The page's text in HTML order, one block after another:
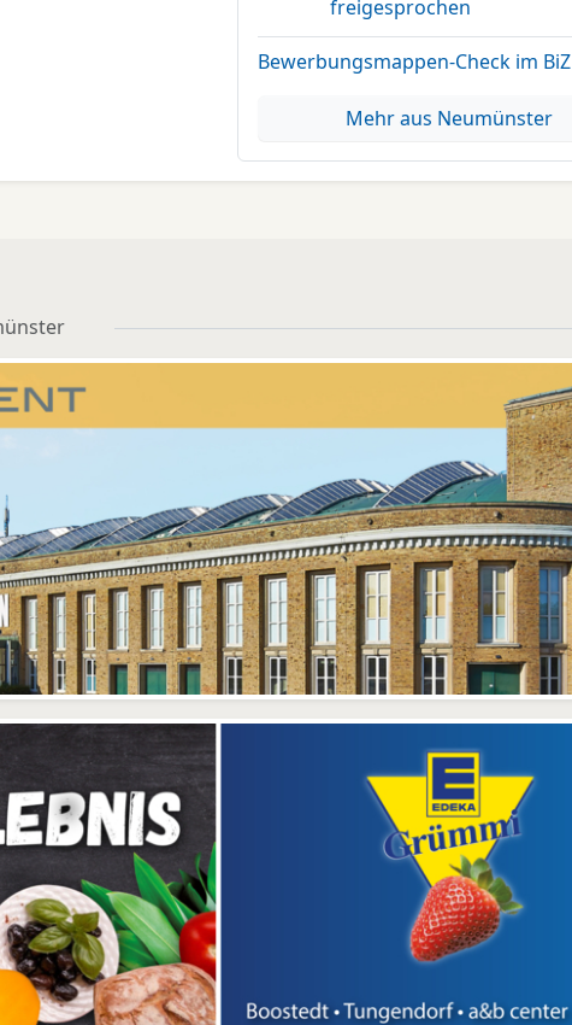
freigesprochen
Bewerbungsmappen-Check im BiZ
Mehr aus Neumünster